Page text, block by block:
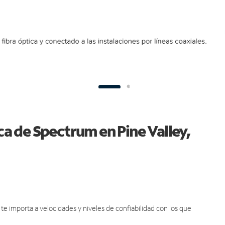
de Spectrum en Pine Valley,
importa a velocidades y niveles de confiabilidad con los que